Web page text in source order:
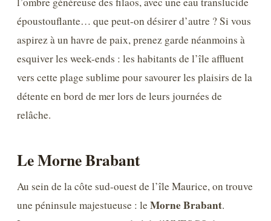
époustouflante… que peut-on désirer d’autre ? Si vous
aspirez à un havre de paix, prenez garde néanmoins à
esquiver les week-ends : les habitants de l’île affluent
vers cette plage sublime pour savourer les plaisirs de la
détente en bord de mer lors de leurs journées de
relâche.
Le Morne Brabant
Au sein de la côte sud-ouest de l’île Maurice, on trouve
une péninsule majestueuse : le Morne Brabant.